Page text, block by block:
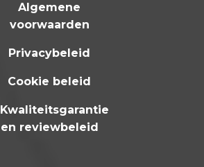
Algemene
voorwaarden
Privacybeleid
Cookie beleid
Kwaliteitsgarantie
en reviewbeleid